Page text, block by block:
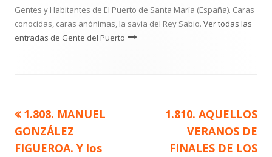
Gentes y Habitantes de El Puerto de Santa María (España). Caras
conocidas, caras anónimas, la savia del Rey Sabio. Ver todas las
entradas de Gente del Puerto
Navegación
de
Artículo
anterior
1.808. MANUEL
GONZÁLEZ
FIGUEROA. Y los
Artículo
siguiente
1.810. AQUELLOS
VERANOS DE
FINALES DE LOS